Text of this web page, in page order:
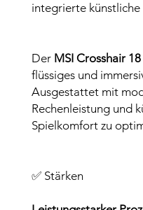
integrierte
Der MSI Crosshair
flüssiges und
Ausgestattet mit
Rechenleistung und
Spielkomfort zu
✅ Stärken